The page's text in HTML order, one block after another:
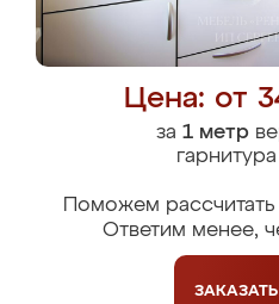
Цена: от
за 1 метр
Поможем рассчитать
Ответим менее,
ЗАКАЗАТЬ